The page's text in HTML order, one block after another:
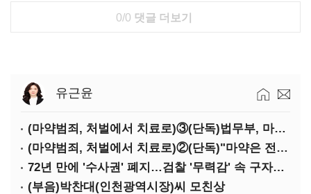
0/0 댓글 더보기
유근윤
(마약범죄, 처벌에서 치료로)③(단독)법무부, 마약재활과 4곳→13곳 확대…'교정청' 밑그림
(마약범죄, 처벌에서 치료로)②(단독)"마약은 전염병…여성 맞춤형 재활과정 개발 중"
72년 만에 '수사권' 폐지…검찰 '무력감' 속 구자현 사의
(부음)박찬대(인천광역시장)씨 모친상